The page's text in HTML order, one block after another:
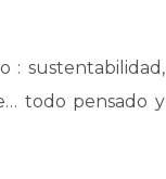
: sustentabilidad,
todo pensado y